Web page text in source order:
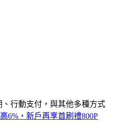
行動支付，與其他多種方式
6%，新戶再享首刷禮800P